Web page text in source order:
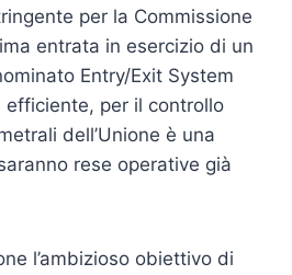
per la Commissione
entrata in esercizio di un
Entry/Exit System
efficiente, per il controllo
dell’Unione è una
rese operative già
l’ambizioso obiettivo di